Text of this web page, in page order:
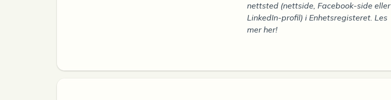
nettsted (nettside, Facebook-side eller
LinkedIn-profil) i Enhetsregisteret. Les
mer her!